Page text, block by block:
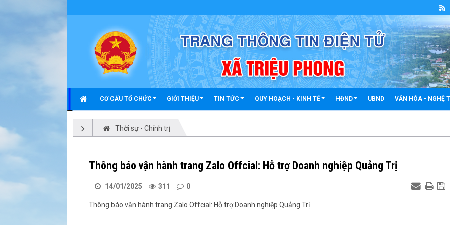
Chi tiết tin tức - Xã Triệu Phong
CƠ CẤU TỔ CHỨC GIỚI THIỆU TIN TỨC QUY HOẠCH - KINH TẾ HĐND UBND VĂN HÓA - NGHỆ
Thời sự - Chính trị
Thông báo vận hành trang Zalo Offcial: Hỗ trợ Doanh nghiệp Quảng Trị
14/01/2025 311 0
Thông báo vận hành trang Zalo Offcial: Hỗ trợ Doanh nghiệp Quảng Trị